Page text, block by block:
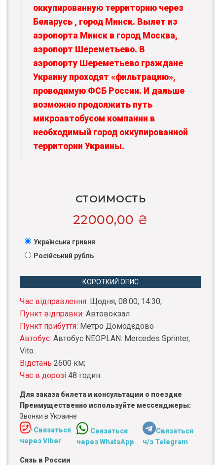
оккупированную территорию через
Беларусь , город Минск. Вылет из
аэропорта Минск в город Москва,
аэропорт Шереметьево. В
аэропорту Шереметьево граждане
Украину проходят «фильтрацию»,
проводимую ФСБ России. И дальше
возможно продолжить путь
микроавтобусом компании в
необходимый город оккупированной
территории Украины.
СТОИМОСТЬ
22000,00 ₴
Українська гривня
Російський рубль
КОРОТКИЙ ОПИС
Час відправлення: Щодня, 08:00, 14:30;
Пункт відправки: Автовокзал
Пункт прибуття: Метро Домодєдово
Автобус: Автобус NEOPLAN. Mercedes Sprinter,
Vito.
Відстань 2600 км;
Час в дорозі 48 годин.
Для заказа билета и консультации о поездке
Преимущественно используйте мессенджеры:
Звонки в Украине
Связаться
через Viber
Связаться
через WhatsApp
Связаться
ч/з Telegram
Сязь в России